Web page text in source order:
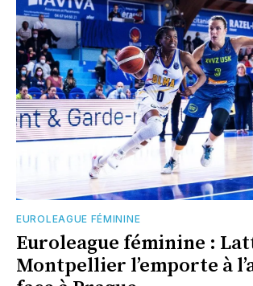
EUROLEAGUE FÉMININE
Euroleague féminine :
Montpellier l’emporte à